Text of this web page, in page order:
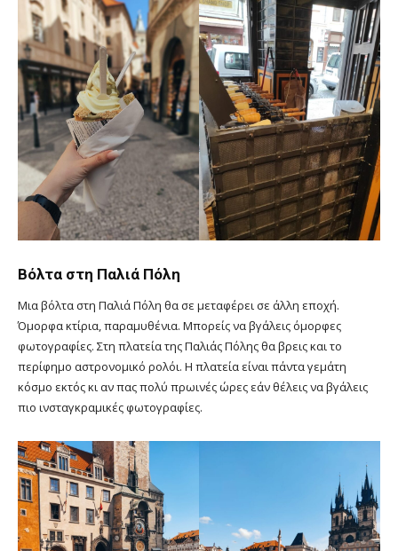
Βόλτα στη Παλιά Πόλη
Μια βόλτα στη Παλιά Πόλη θα σε μεταφέρει σε άλλη εποχή.
Όμορφα κτίρια, παραμυθένια. Μπορείς να βγάλεις όμορφες
φωτογραφίες. Στη πλατεία της Παλιάς Πόλης θα βρεις και το
περίφημο αστρονομικό ρολόι. Η πλατεία είναι πάντα γεμάτη
κόσμο εκτός κι αν πας πολύ πρωινές ώρες εάν θέλεις να βγάλεις
πιο ινσταγκραμικές φωτογραφίες.